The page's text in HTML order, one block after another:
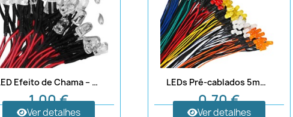
LED Efeito de Chama – 5mm (9V e 12V CC, Pré-cabladas)
1,00 €
Ver detalhes
LEDs Pré-cablados 5mm, 9V-12V
0,70 €
Ver detalhes